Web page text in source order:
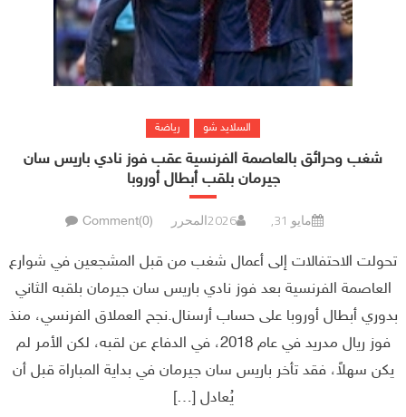
السلايد شو رياضة
شغب وحرائق بالعاصمة الفرنسية عقب فوز نادي باريس سان
جيرمان بلقب أبطال أوروبا
مايو 31, 2026 المحرر Comment(0)
تحولت الاحتفالات إلى أعمال شغب من قبل المشجعين في شوارع
العاصمة الفرنسية بعد فوز نادي باريس سان جيرمان بلقبه الثاني
بدوري أبطال أوروبا على حساب أرسنال.نجح العملاق الفرنسي، منذ
فوز ريال مدريد في عام 2018، في الدفاع عن لقبه، لكن الأمر لم
يكن سهلاً، فقد تأخر باريس سان جيرمان في بداية المباراة قبل أن
يُعادل […]